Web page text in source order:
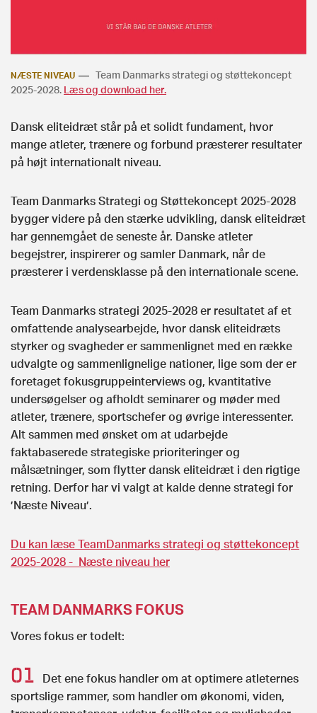
NÆSTE NIVEAU
Team Danmarks strategi og støttekoncept
2025-2028. Læs og download her.
Dansk eliteidræt står på et solidt fundament, hvor
mange atleter, trænere og forbund præsterer resultater
på højt internationalt niveau.
Team Danmarks Strategi og Støttekoncept 2025-2028
bygger videre på den stærke udvikling, dansk eliteidræt
har gennemgået de seneste år. Danske atleter
begejstrer, inspirerer og samler Danmark, når de
præsterer i verdensklasse på den internationale scene.
Team Danmarks strategi 2025-2028 er resultatet af et
omfattende analysearbejde, hvor dansk eliteidræts
styrker og svagheder er sammenlignet med en række
udvalgte og sammenlignelige nationer, lige som der er
foretaget fokusgruppeinterviews og, kvantitative
undersøgelser og afholdt seminarer og møder med
atleter, trænere, sportschefer og øvrige interessenter.
Alt sammen med ønsket om at udarbejde
faktabaserede strategiske prioriteringer og
målsætninger, som flytter dansk eliteidræt i den rigtige
retning. Derfor har vi valgt at kalde denne strategi for
’Næste Niveau’.
Du kan læse TeamDanmarks strategi og støttekoncept
2025-2028 - Næste niveau her
TEAM DANMARKS FOKUS
Vores fokus er todelt:
Det ene fokus handler om at optimere atleternes
sportslige rammer, som handler om økonomi, viden,